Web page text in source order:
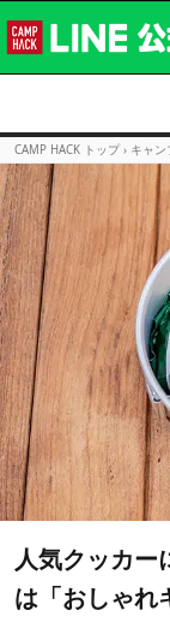
CAMP HACK トップ › キャン
人気クッカー
は「おしゃれ